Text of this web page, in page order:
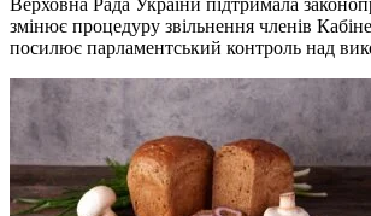
Верховна Рада України підтримала
змінює процедуру звільнення членів
посилює парламентський контроль над